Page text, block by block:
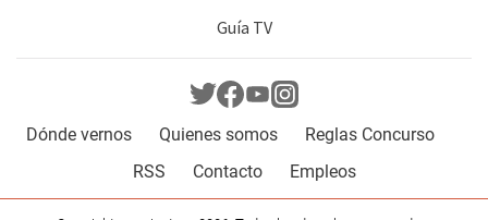
Guía TV
Dónde vernos Quienes somos
Reglas Concurso
RSS
Contacto Empleos